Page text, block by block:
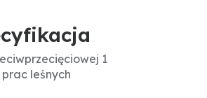
1
leśnych